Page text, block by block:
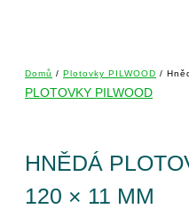
Domů / Plotovky PILWOOD /
PLOTOVKY PILWOOD
HNĚDÁ
120 × 11 MM